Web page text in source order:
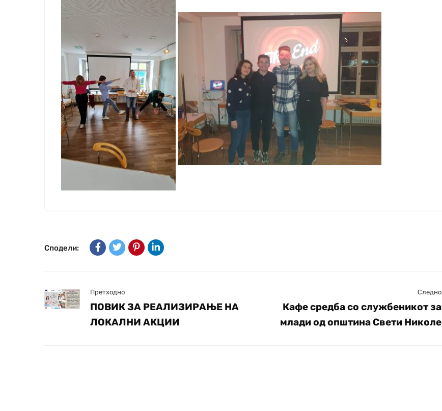
Сподели:
Претходно
ПОВИК ЗА РЕАЛИЗИРАЊЕ НА
ЛОКАЛНИ АКЦИИ
Следно
Кафе средба со службеникот за
млади од општина Свети Николе